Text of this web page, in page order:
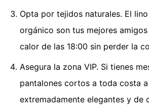
Opta por tejidos naturales. El
orgánico son tus mejores
calor de las 18:00 sin perder la
Asegura la zona VIP. Si tienes
pantalones cortos a toda costa
extremadamente elegantes y de